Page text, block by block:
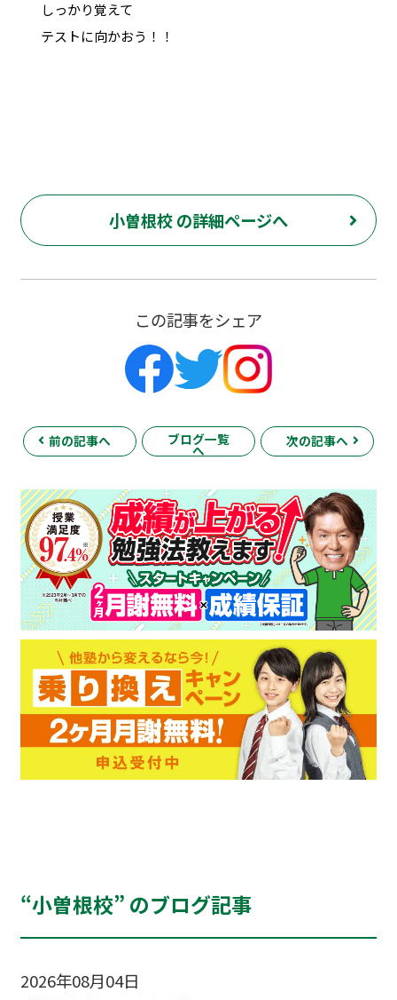
しっかり覚えて
テストに向かおう！！
小曽根校 の詳細ページへ
この記事をシェア
前の記事へ ブログ一覧
へ
次の記事へ
“小曽根校” のブログ記事
2026年08月04日